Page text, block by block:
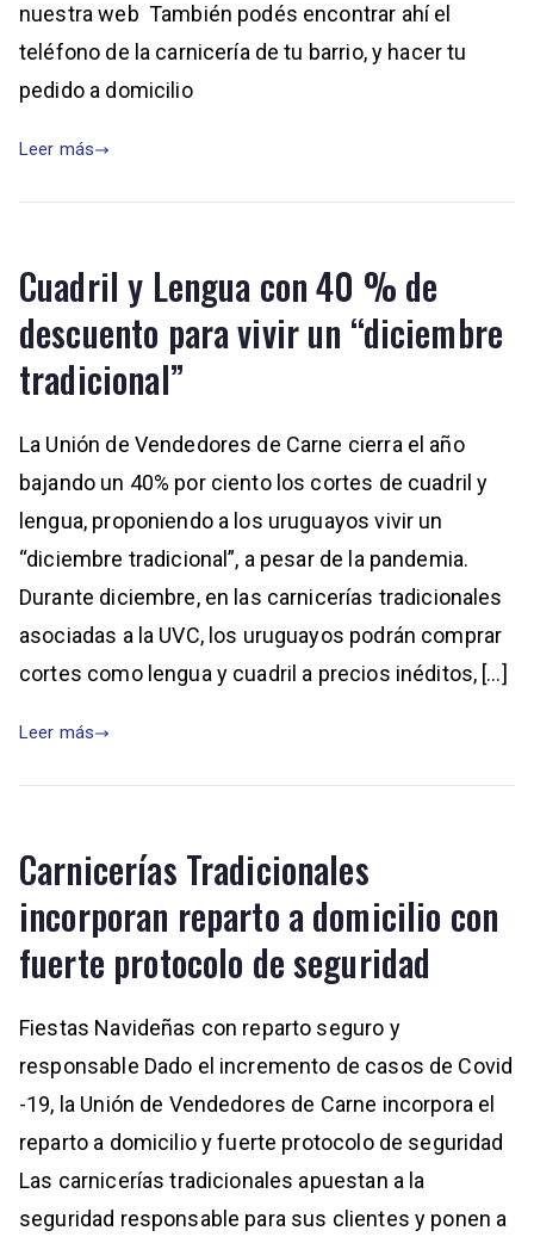
nuestra web También podés encontrar ahí el
teléfono de la carnicería de tu barrio, y hacer tu
pedido a domicilio
Leer más
Cuadril y Lengua con 40 % de
descuento para vivir un “diciembre
tradicional”
La Unión de Vendedores de Carne cierra el año
bajando un 40% por ciento los cortes de cuadril y
lengua, proponiendo a los uruguayos vivir un
“diciembre tradicional”, a pesar de la pandemia.
Durante diciembre, en las carnicerías tradicionales
asociadas a la UVC, los uruguayos podrán comprar
cortes como lengua y cuadril a precios inéditos, […]
Leer más
Carnicerías Tradicionales
incorporan reparto a domicilio con
fuerte protocolo de seguridad
Fiestas Navideñas con reparto seguro y
responsable Dado el incremento de casos de Covid
-19, la Unión de Vendedores de Carne incorpora el
reparto a domicilio y fuerte protocolo de seguridad
Las carnicerías tradicionales apuestan a la
seguridad responsable para sus clientes y ponen a